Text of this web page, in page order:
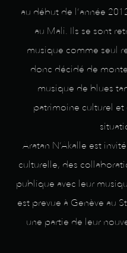
au début de l‘année
au Mali. Ils se sont
musique comme seul
donc décidé de
musique de blues
patrimoine culturel et
Aratan N‘Akalle est
culturelle, des
publique avec leur
est prevue à Genève au
une partie de leur